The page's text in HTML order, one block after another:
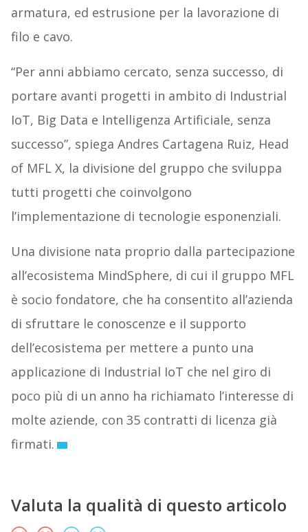
armatura, ed estrusione per la lavorazione di
filo e cavo.
“Per anni abbiamo cercato, senza successo, di
portare avanti progetti in ambito di Industrial
IoT, Big Data e Intelligenza Artificiale, senza
successo”, spiega Andres Cartagena Ruiz, Head
of MFL X, la divisione del gruppo che sviluppa
tutti progetti che coinvolgono
l’implementazione di tecnologie esponenziali.
Una divisione nata proprio dalla partecipazione
all’ecosistema MindSphere, di cui il gruppo MFL
è socio fondatore, che ha consentito all’azienda
di sfruttare le conoscenze e il supporto
dell’ecosistema per mettere a punto una
applicazione di Industrial IoT che nel giro di
poco più di un anno ha richiamato l’interesse di
molte aziende, con 35 contratti di licenza già
firmati.
Valuta la qualità di questo articolo